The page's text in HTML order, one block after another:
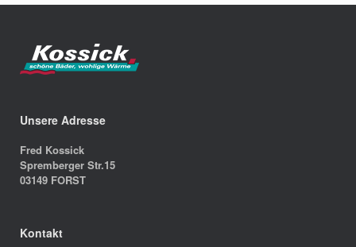
Unsere Adresse
Fred Kossick
Spremberger Str.15
03149 FORST
Kontakt